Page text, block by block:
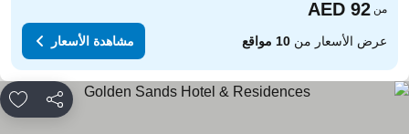
من
عرض الأسعار من10 مواقع مشاهدة الأسعار
مشاركة